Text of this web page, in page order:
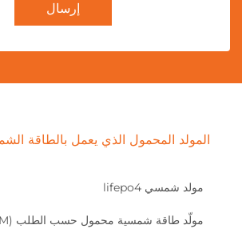
إرسال
المولد المحمول الذي يعمل بالطاقة
مولد شمسي lifepo4
مولّد طاقة شمسية محمول حسب الطلب (ODM)